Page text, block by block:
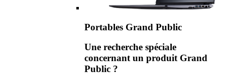
Portables Grand Public
Une recherche spéciale
concernant un produit Grand
Public ?